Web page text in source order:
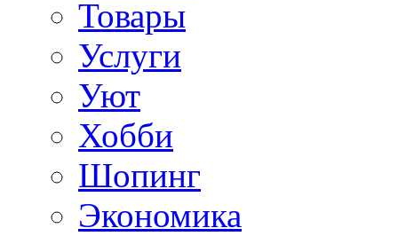
Товары
Услуги
Уют
Хобби
Шопинг
Экономика